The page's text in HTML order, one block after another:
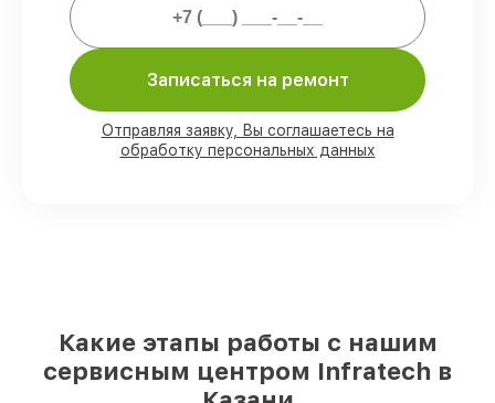
заказов закрываем с возможностью
90%
запчастей Infratech имеются на
складе в Казани, остальные поступают
Фирменные детали Infratech и
проверенные реплики– с учётом любых
Записаться на ремонт
Отправляя заявку, Вы соглашаетесь на
обработку персональных данных
Какие этапы работы с нашим
сервисным центром Infratech в